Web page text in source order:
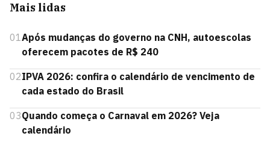
Mais lidas
01Após mudanças do governo na CNH, autoescolas
oferecem pacotes de R$ 240
02IPVA 2026: confira o calendário de vencimento de
cada estado do Brasil
03Quando começa o Carnaval em 2026? Veja
calendário